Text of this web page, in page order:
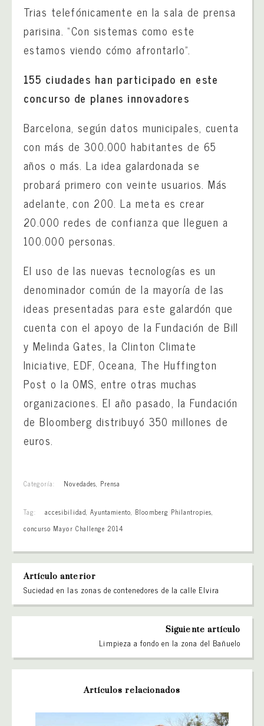
Trias telefónicamente en la sala de prensa
parisina. “Con sistemas como este
estamos viendo cómo afrontarlo”.
155 ciudades han participado en este
concurso de planes innovadores
Barcelona, según datos municipales, cuenta
con más de 300.000 habitantes de 65
años o más. La idea galardonada se
probará primero con veinte usuarios. Más
adelante, con 200. La meta es crear
20.000 redes de confianza que lleguen a
100.000 personas.
El uso de las nuevas tecnologías es un
denominador común de la mayoría de las
ideas presentadas para este galardón que
cuenta con el apoyo de la Fundación de Bill
y Melinda Gates, la Clinton Climate
Iniciative, EDF, Oceana, The Huffington
Post o la OMS, entre otras muchas
organizaciones. El año pasado, la Fundación
de Bloomberg distribuyó 350 millones de
euros.
Categoría: Novedades Prensa
Tag: accesibilidad Ayuntamiento Bloomberg Philantropies
concurso Mayor Challenge 2014
Artículo anterior
Suciedad en las zonas de contenedores de la calle Elvira
Siguiente artículo
Limpieza a fondo en la zona del Bañuelo
Artículos relacionados